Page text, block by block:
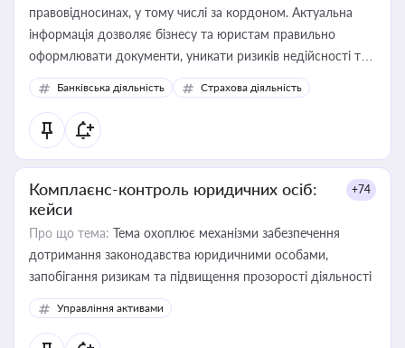
правовідносинах, у тому числі за кордоном. Актуальна
інформація дозволяє бізнесу та юристам правильно
оформлювати документи, уникати ризиків недійсності та
забезпечувати їх належне прийняття органами влади та
контрагентами
Банківська діяльність Страхова діяльність
Комплаєнс-контроль юридичних осіб:
кейси
+74
Про що тема: Тема охоплює механізми забезпечення
дотримання законодавства юридичними особами,
запобігання ризикам та підвищення прозорості діяльності
Управління активами